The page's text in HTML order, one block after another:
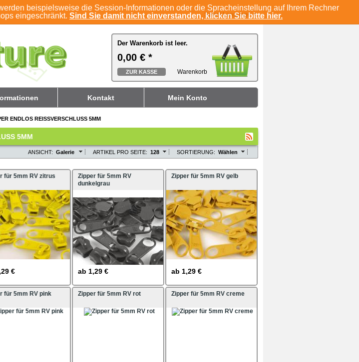
beispielsweise die Session-Informationen oder die Spracheinstellung auf Ihrem Rechner
eingeschränkt. Sind Sie damit nicht einverstanden, klicken Sie bitte hier.
Kontakt Mein Konto
Der Warenkorb ist leer.
0,00 € *
ZUR KASSE Warenkorb
Der Warenkorb ist leer.
0,00 € *
ZUR KASSE Warenkorb
Select Language ▼
ENDLOS REISSVERSCHLUSS 5MM
5MM
SORTIERUNG: Wählen
ARTIKEL PRO SEITE: 128
ANSICHT: Galerie
für 5mm RV zitrus
€
Zipper für 5mm RV
dunkelgrau
ab 1,29 €
Zipper für 5mm RV gelb
ab 1,29 €
für 5mm RV pink Zipper für 5mm RV rot Zipper für 5mm RV creme